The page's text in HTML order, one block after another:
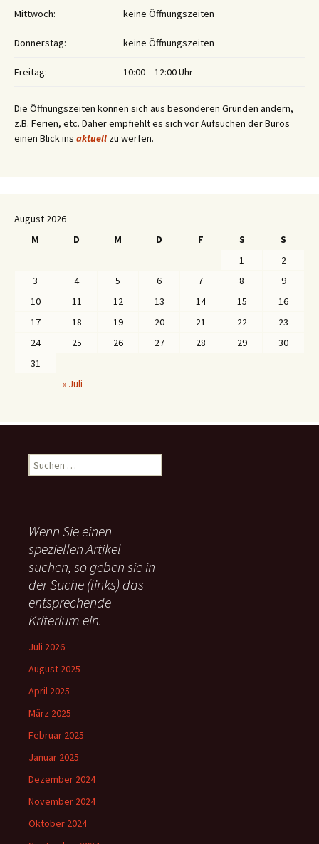
Mittwoch: keine Öffnungszeiten
Donnerstag: keine Öffnungszeiten
Freitag: 10:00 – 12:00 Uhr
Die Öffnungszeiten können sich aus besonderen Gründen ändern,
z.B. Ferien, etc. Daher empfiehlt es sich vor Aufsuchen der Büros
einen Blick ins aktuell zu werfen.
August 2026
M
D M D F S
S
1
2
3
4 5 6 7 8
9
10
11 12 13 14 15
16
17
18 19 20 21 22
23
24
25 26 27 28 29
30
31
« Juli
u
n
n
a
c
:
Wenn Sie einen
speziellen Artikel
suchen, so geben sie in
der Suche (links) das
entsprechende
Kriterium ein.
Juli 2026
August 2025
April 2025
März 2025
Februar 2025
Januar 2025
Dezember 2024
November 2024
Oktober 2024